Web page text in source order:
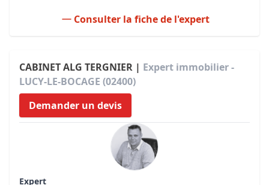
Consulter la fiche de l'expert
CABINET ALG TERGNIER | Expert immobilier -
LUCY-LE-BOCAGE (02400)
Demander un devis
Expert